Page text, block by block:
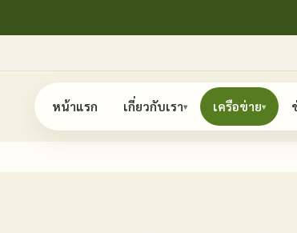
หน้าแรก เกี่ยวกับเรา▾ เครือข่าย▾